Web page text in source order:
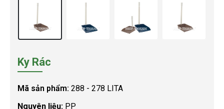
Ky Rác
Mã sản phẩm: 288 - 278 LITA
Nguyên liệu: PP